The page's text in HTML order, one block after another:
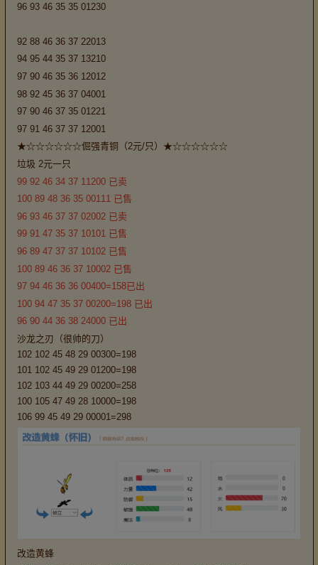
96 93 46 35 35 01230
92 88 46 36 37 22013
94 95 44 35 37 13210
97 90 46 35 36 12012
98 92 45 36 37 04001
97 90 46 37 35 01221
97 91 46 37 37 12001
★☆☆☆☆☆☆倔强青铜（2元/只）★☆☆☆☆☆☆
垃圾 2元一只
99 92 46 34 37 11200 已卖
100 89 48 36 35 00111 已售
96 93 46 37 37 02002 已卖
99 91 47 35 37 10101 已售
96 89 47 37 37 10102 已售
100 89 46 36 37 10002 已售
97 94 46 36 36 00400=158已出
100 94 47 35 37 00200=198 已出
96 90 44 36 38 24000 已出
沙龙之刃（很帅的刀）
102 102 45 48 29 00300=198
101 102 45 49 29 01200=198
102 103 44 49 29 00200=258
100 105 47 49 28 10000=198
106 99 45 49 29 00001=298
改造黄蜂